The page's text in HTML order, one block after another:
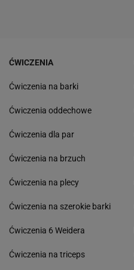
ĆWICZENIA
Ćwiczenia na barki
Ćwiczenia oddechowe
Ćwiczenia dla par
Ćwiczenia na brzuch
Ćwiczenia na plecy
Ćwiczenia na szerokie barki
Ćwiczenia 6 Weidera
Ćwiczenia na triceps